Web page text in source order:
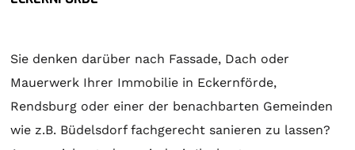
Sie denken darüber nach Fassade, Dach oder
Mauerwerk Ihrer Immobilie in Eckernförde,
Rendsburg oder einer der benachbarten Gemeinden
wie z.B. Büdelsdorf fachgerecht sanieren zu lassen?